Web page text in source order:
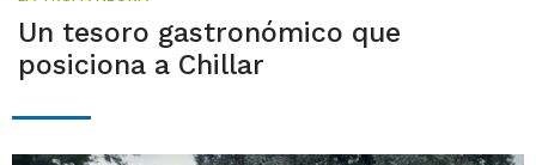
Un tesoro gastronómico que
posiciona a Chillar